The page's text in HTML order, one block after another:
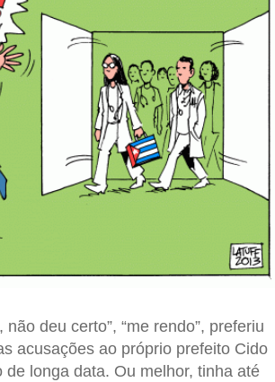
deu certo”, “me rendo”, preferiu
acusações ao próprio prefeito Cido
longa data. Ou melhor, tinha até